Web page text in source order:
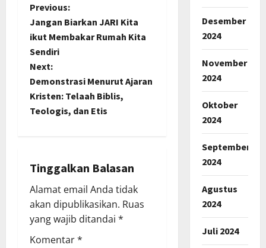
P
o
s
t
n
v
i
g
a
Previous:
Jangan Biarkan JARI Kita
ikut Membakar Rumah Kita
Sendiri
Next:
Demonstrasi Menurut Ajaran
Kristen: Telaah Biblis,
Teologis, dan Etis
Tinggalkan Balasan
Alamat email Anda tidak
akan dipublikasikan. Ruas
yang wajib ditandai *
Komentar*
Desember
2024
November
2024
Oktober
2024
September
2024
Agustus
2024
Juli 2024